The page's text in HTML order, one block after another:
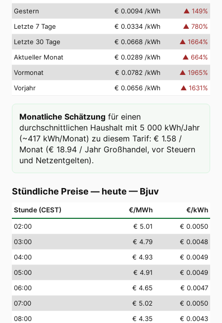
Gestern
€ 0.0094 /kWh ▲ 149%
Letzte 7 Tage
€ 0.0334 /kWh ▲ 780%
Letzte 30 Tage
€ 0.0668 /kWh ▲ 1664%
Aktueller Monat
€ 0.0289 /kWh ▲ 664%
Vormonat
€ 0.0782 /kWh ▲ 1965%
Vorjahr
€ 0.0656 /kWh ▲ 1631%
Monatliche Schätzung für einen
durchschnittlichen Haushalt mit 5 000 kWh/Jahr
(~417 kWh/Monat) zu diesem Tarif: € 1.58 /
Monat (€ 18.94 / Jahr Großhandel, vor Steuern
und Netzentgelten).
Stündliche Preise — heute — Bjuv
Stunde (CEST) €/MWh €/kWh
02:00 € 5.01
€ 0.0050
03:00 € 4.79
€ 0.0048
04:00 € 4.93
€ 0.0049
05:00 € 4.91
€ 0.0049
06:00 € 4.65
€ 0.0047
07:00 € 5.02
€ 0.0050
08:00 € 4.35
€ 0.0043